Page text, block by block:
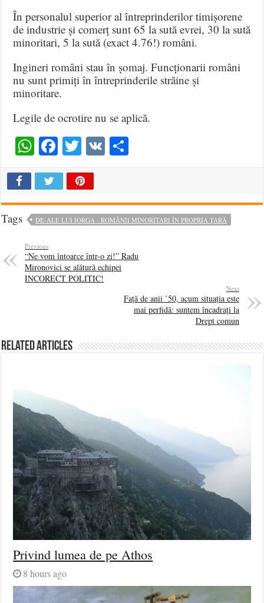
În personalul superior al întreprinderilor timișorene
de industrie și comerț sunt 65 la sută evrei, 30 la sută
minoritari, 5 la sută (exact 4.76!) români.
Ingineri români stau în șomaj. Funcționarii români
nu sunt primiți în întreprinderile străine și
minoritare.
Legile de ocrotire nu se aplică.
WhatsApp
Facebook
Twitter
VK
Tags DE-ALE LUI IORGA - ROMÂNII MINORITARI ÎN PROPRIA ȚARĂ
Previous
“Ne vom întoarce într-o zi!” Radu
Mironovici se alătură echipei
INCORECT POLITIC!
Next
Față de anii ’50, acum situația este
mai perfidă: suntem încadrați la
Drept comun
Related Articles
Privind lumea de pe Athos
8 hours ago